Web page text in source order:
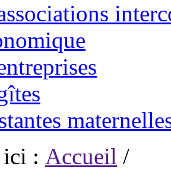
ici : Accueil /